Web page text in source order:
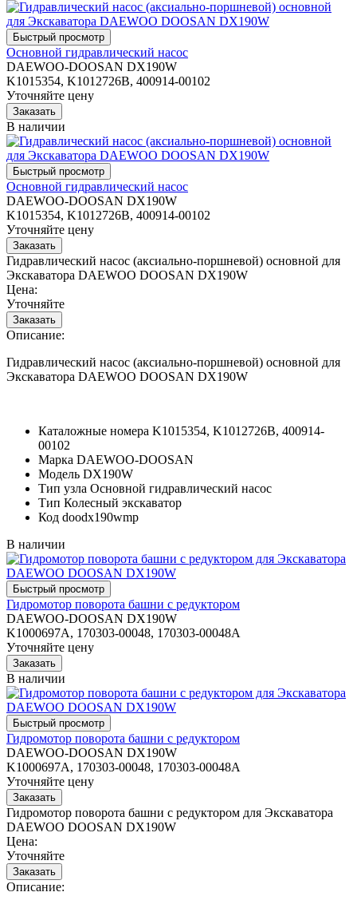
Основной гидравлический насос
DAEWOO-DOOSAN DX190W
K1015354, K1012726B, 400914-00102
Уточняйте цену
В наличии
Основной гидравлический насос
DAEWOO-DOOSAN DX190W
K1015354, K1012726B, 400914-00102
Уточняйте цену
Гидравлический насос (аксиально-поршневой) основной для
Экскаватора DAEWOO DOOSAN DX190W
Цена:
Уточняйте
Описание:
Гидравлический насос (аксиально-поршневой) основной для
Экскаватора DAEWOO DOOSAN DX190W
Каталожные номера K1015354, K1012726B, 400914-
00102
Марка DAEWOO-DOOSAN
Модель DX190W
Тип узла Основной гидравлический насос
Тип Колесный экскаватор
Код doodx190wmp
В наличии
Гидромотор поворота башни с редуктором
DAEWOO-DOOSAN DX190W
K1000697A, 170303-00048, 170303-00048A
Уточняйте цену
В наличии
Гидромотор поворота башни с редуктором
DAEWOO-DOOSAN DX190W
K1000697A, 170303-00048, 170303-00048A
Уточняйте цену
Гидромотор поворота башни с редуктором для Экскаватора
DAEWOO DOOSAN DX190W
Цена:
Уточняйте
Описание: